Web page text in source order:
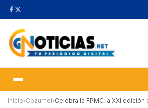
Inicio›Cozumel ›